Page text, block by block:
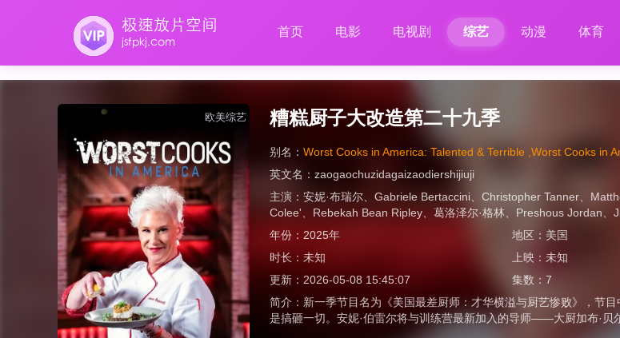
首页 电影 电视剧 综艺 动漫 体育
欧美综艺 糟糕厨子大改造第二十九季
别名： Worst Cooks in America: Talented & Terrible ,Worst Cooks in
英文名： zaogaochuzidagaizaodiershijiuji
主演： 安妮·布瑞尔 Gabriele Bertaccini Christopher Tanner
Colee'
Rebekah Bean Ripley 葛洛泽尔·格林 Preshous Jordan
年份： 2025年 地区： 美国
时长： 未知 上映：未知
更新： 2026-05-08 15:45:07 集数：7
简介： 新一季节目名为《美国最差厨师：才华横溢与厨艺惨败》，节
是搞砸一切。安妮·伯雷尔将与训练营最新加入的导师——大厨加布·贝